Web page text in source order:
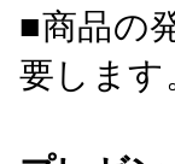
■商品の
要します